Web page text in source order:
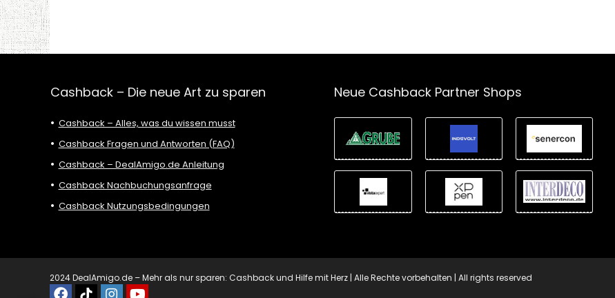
Cashback – Die neue Art zu sparen
Cashback – Alles, was du wissen musst
Cashback Fragen und Antworten (FAQ)
Cashback – DealAmigo.de Anleitung
Cashback Nachbuchungsanfrage
Cashback Nutzungsbedingungen
Neue Cashback Partner Shops
2024 DealAmigo.de – Mehr als nur sparen: Cashback und Hilfe mit Herz | Alle Rechte vorbehalten | All rights reserved